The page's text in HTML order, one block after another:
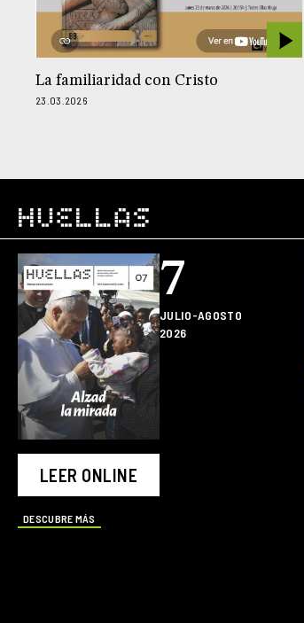
La familiaridad con Cristo
23.03.2026
LEER ONLINE
DESCUBRE MÁS
7
JULIO-AGOSTO
2026